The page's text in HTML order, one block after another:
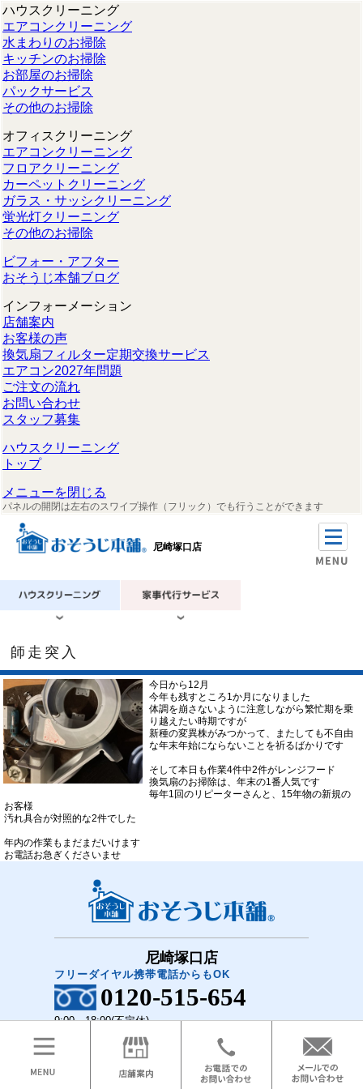
ハウスクリーニング
エアコンクリーニング
水まわりのお掃除
キッチンのお掃除
お部屋のお掃除
パックサービス
その他のお掃除
オフィスクリーニング
エアコンクリーニング
フロアクリーニング
カーペットクリーニング
ガラス・サッシクリーニング
蛍光灯クリーニング
その他のお掃除
ビフォー・アフター
おそうじ本舗ブログ
インフォーメーション
店舗案内
お客様の声
換気扇フィルター定期交換サービス
エアコン2027年問題
ご注文の流れ
お問い合わせ
スタッフ募集
ハウスクリーニング
トップ
メニューを閉じる
パネルの開閉は左右のスワイプ操作（フリック）でも行うことができます
尼崎塚口店
師走突入
今日から12月
今年も残すところ1か月になりました
体調を崩さないように注意しながら繁忙期を乗
り越えたい時期ですが
新種の変異株がみつかって、またしても不自由
な年末年始にならないことを祈るばかりです
そして本日も作業4件中2件がレンジフード
換気扇のお掃除は、年末の1番人気です
毎年1回のリピーターさんと、15年物の新規の
お客様
汚れ具合が対照的な2件でした
年内の作業もまだまだいけます
お電話お急ぎくださいませ
尼崎塚口店
フリーダイヤル携帯電話からもOK
0120-515-654
9:00～18:00(不定休)
COPYRIGHT(C)2018 おそうじ本舗 尼崎塚口店 All Rights Reserved.
お問い合わせ